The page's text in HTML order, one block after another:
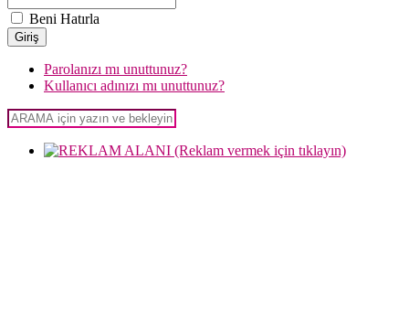
Beni Hatırla
Parolanızı mı unuttunuz?
Kullanıcı adınızı mı unuttunuz?